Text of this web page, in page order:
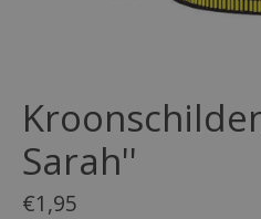
Sarah''
€1,95